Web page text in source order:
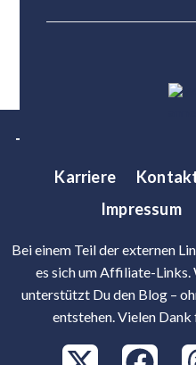
Tests
Karriere
Impressum
Bei einem Teil der externen
es sich um Affiliate-Links.
unterstützt Du den Blog –
entstehen. Vielen